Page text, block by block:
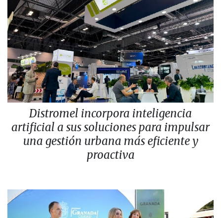
Distromel incorpora inteligencia
artificial a sus soluciones para impulsar
una gestión urbana más eficiente y
proactiva